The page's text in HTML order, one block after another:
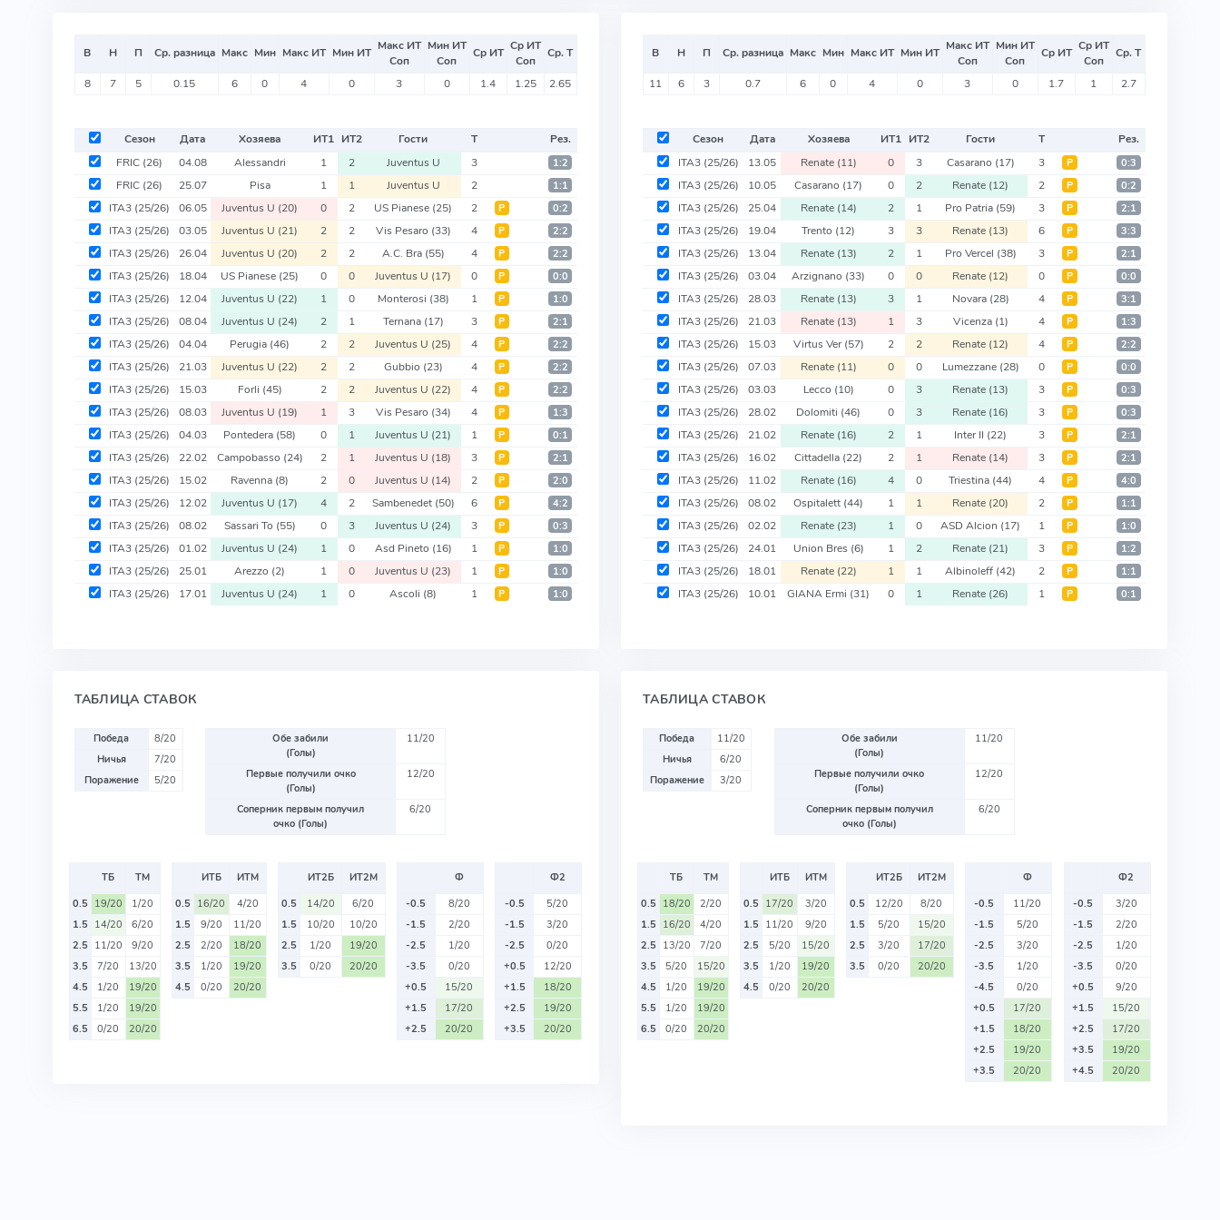
В Н П Ср. разница Макс Мин Макс ИТ Мин ИТ Макс ИТ
Соп
Мин ИТ
Соп
Ср ИТ Ср ИТ
Соп
Ср. Т
8 7 5 0.15 6 0 4 0 3 0 1.4 1.25 2.65
Сезон Дата Хозяева ИТ1 ИТ2 Гости Т
Рез.
FRIC (26) 04.08 Alessandri 1 2 Juventus U 3 1:2
FRIC (26) 25.07 Pisa 1 1 Juventus U 2 1:1
ITA3 (25/26) 06.05 Juventus U (20) 0 2 US Pianese (25) 2 Р 0:2
ITA3 (25/26) 03.05 Juventus U (21) 2 2 Vis Pesaro (33) 4 Р 2:2
ITA3 (25/26) 26.04 Juventus U (20) 2 2 A.C. Bra (55) 4 Р 2:2
ITA3 (25/26) 18.04 US Pianese (25) 0 0 Juventus U (17) 0 Р 0:0
ITA3 (25/26) 12.04 Juventus U (22) 1 0 Monterosi (38) 1 Р 1:0
ITA3 (25/26) 08.04 Juventus U (24) 2 1 Ternana (17) 3 Р 2:1
ITA3 (25/26) 04.04 Perugia (46) 2 2 Juventus U (25) 4 Р 2:2
ITA3 (25/26) 21.03 Juventus U (22) 2 2 Gubbio (23) 4 Р 2:2
ITA3 (25/26) 15.03 Forli (45) 2 2 Juventus U (22) 4 Р 2:2
ITA3 (25/26) 08.03 Juventus U (19) 1 3 Vis Pesaro (34) 4 Р 1:3
ITA3 (25/26) 04.03 Pontedera (58) 0 1 Juventus U (21) 1 Р 0:1
ITA3 (25/26) 22.02 Campobasso (24) 2 1 Juventus U (18) 3 Р 2:1
ITA3 (25/26) 15.02 Ravenna (8) 2 0 Juventus U (14) 2 Р 2:0
ITA3 (25/26) 12.02 Juventus U (17) 4 2 Sambenedet (50) 6 Р 4:2
ITA3 (25/26) 08.02 Sassari To (55) 0 3 Juventus U (24) 3 Р 0:3
ITA3 (25/26) 01.02 Juventus U (24) 1 0 Asd Pineto (16) 1 Р 1:0
ITA3 (25/26) 25.01 Arezzo (2) 1 0 Juventus U (23) 1 Р 1:0
ITA3 (25/26) 17.01 Juventus U (24) 1 0 Ascoli (8) 1 Р 1:0
ТАБЛИЦА СТАВОК
Победа
8/20
Ничья
7/20
Поражение
5/20
Обе забили
(Голы)
11/20
Первые получили очко
(Голы)
12/20
Соперник первым получил
очко (Голы)
6/20
ТБ
ТМ
0.5 19/20
1/20
1.5 14/20
6/20
2.5 11/20
9/20
3.5
7/20
13/20
4.5
1/20
19/20
5.5
1/20
19/20
6.5
0/20 20/20
ИТБ
ИТМ
0.5 16/20
4/20
1.5
9/20
11/20
2.5
2/20
18/20
3.5
1/20
19/20
4.5
0/20 20/20
ИТ2Б
ИТ2М
0.5
14/20
6/20
1.5
10/20
10/20
2.5
1/20
19/20
3.5
0/20 20/20
Ф
-0.5
8/20
-1.5
2/20
-2.5
1/20
-3.5
0/20
+0.5
15/20
+1.5
17/20
+2.5
20/20
Ф2
-0.5
5/20
-1.5
3/20
-2.5
0/20
+0.5
12/20
+1.5
18/20
+2.5
19/20
+3.5
20/20
В Н П Ср. разница Макс Мин Макс ИТ Мин ИТ Макс ИТ
Соп
Мин ИТ
Соп
Ср ИТ Ср ИТ
Соп
Ср. Т
11 6 3 0.7 6 0 4 0 3 0 1.7 1 2.7
Сезон Дата Хозяева ИТ1 ИТ2 Гости Т
Рез.
ITA3 (25/26) 13.05 Renate (11) 0 3 Casarano (17) 3 Р 0:3
ITA3 (25/26) 10.05 Casarano (17) 0 2 Renate (12) 2 Р 0:2
ITA3 (25/26) 25.04 Renate (14) 2 1 Pro Patria (59) 3 Р 2:1
ITA3 (25/26) 19.04 Trento (12) 3 3 Renate (13) 6 Р 3:3
ITA3 (25/26) 13.04 Renate (13) 2 1 Pro Vercel (38) 3 Р 2:1
ITA3 (25/26) 03.04 Arzignano (33) 0 0 Renate (12) 0 Р 0:0
ITA3 (25/26) 28.03 Renate (13) 3 1 Novara (28) 4 Р 3:1
ITA3 (25/26) 21.03 Renate (13) 1 3 Vicenza (1) 4 Р 1:3
ITA3 (25/26) 15.03 Virtus Ver(57) 2 2 Renate (12) 4 Р 2:2
ITA3 (25/26) 07.03 Renate (11) 0 0 Lumezzane (28) 0 Р 0:0
ITA3 (25/26) 03.03 Lecco (10) 0 3 Renate (13) 3 Р 0:3
ITA3 (25/26) 28.02 Dolomiti (46) 0 3 Renate (16) 3 Р 0:3
ITA3 (25/26) 21.02 Renate (16) 2 1 Inter II (22) 3 Р 2:1
ITA3 (25/26) 16.02 Cittadella (22) 2 1 Renate (14) 3 Р 2:1
ITA3 (25/26) 11.02 Renate (16) 4 0 Triestina (44) 4 Р 4:0
ITA3 (25/26) 08.02 Ospitalett (44) 1 1 Renate (20) 2 Р 1:1
ITA3 (25/26) 02.02 Renate (23) 1 0 ASD Alcion (17) 1 Р 1:0
ITA3 (25/26) 24.01 Union Bres (6) 1 2 Renate (21) 3 Р 1:2
ITA3 (25/26) 18.01 Renate (22) 1 1 Albinoleff (42) 2 Р 1:1
ITA3 (25/26) 10.01 GIANA Ermi (31) 0 1 Renate (26) 1 Р 0:1
ТАБЛИЦА СТАВОК
Победа
11/20
Ничья
6/20
Поражение
3/20
Обе забили
(Голы)
11/20
Первые получили очко
(Голы)
12/20
Соперник первым получил
очко (Голы)
6/20
ТБ
ТМ
0.5 18/20
2/20
1.5 16/20
4/20
2.5 13/20
7/20
3.5
5/20
15/20
4.5
1/20
19/20
5.5
1/20
19/20
6.5
0/20 20/20
ИТБ
ИТМ
0.5 17/20
3/20
1.5 11/20
9/20
2.5
5/20
15/20
3.5
1/20
19/20
4.5
0/20 20/20
ИТ2Б
ИТ2М
0.5
12/20
8/20
1.5
5/20
15/20
2.5
3/20
17/20
3.5
0/20 20/20
Ф
-0.5
11/20
-1.5
5/20
-2.5
3/20
-3.5
1/20
-4.5
0/20
+0.5
17/20
+1.5
18/20
+2.5
19/20
+3.5
20/20
Ф2
-0.5
3/20
-1.5
2/20
-2.5
1/20
-3.5
0/20
+0.5
9/20
+1.5
15/20
+2.5
17/20
+3.5
19/20
+4.5
20/20